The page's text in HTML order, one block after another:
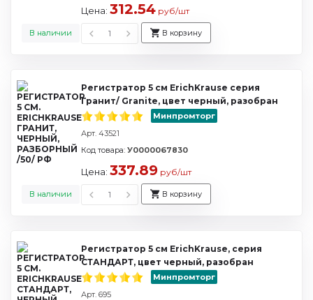
В наличии
Цена: 312.54 руб/шт
В корзину
Регистратор 5 см ErichKrause серия
Гранит/ Granite, цвет черный, разобран
Минпромторг
Арт. 43521
В наличии
Код товара: У0000067830
Цена: 337.89 руб/шт
В корзину
Регистратор 5 см ErichKrause, серия
СТАНДАРТ, цвет черный, разобран
Минпромторг
Арт. 695